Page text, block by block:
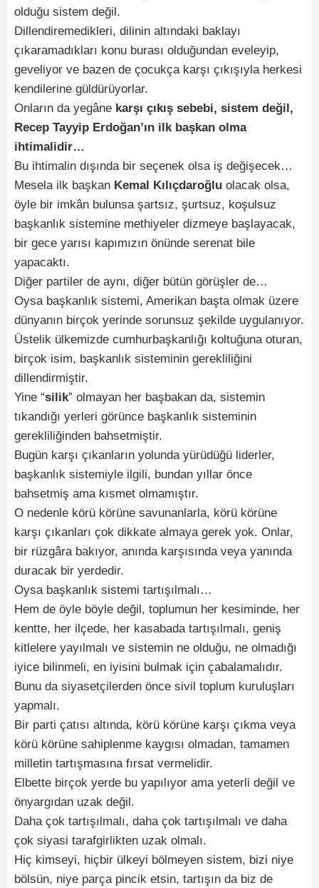
olduğu sistem değil.
Dillendiremedikleri, dilinin altındaki baklayı
çıkaramadıkları konu burası olduğundan eveleyip,
geveliyor ve bazen de çocukça karşı çıkışıyla herkesi
kendilerine güldürüyorlar.
Onların da yegâne karşı çıkış sebebi, sistem değil,
Recep Tayyip Erdoğan’ın ilk başkan olma
ihtimalidir…
Bu ihtimalin dışında bir seçenek olsa iş değişecek…
Mesela ilk başkan Kemal Kılıçdaroğlu olacak olsa,
öyle bir imkân bulunsa şartsız, şurtsuz, koşulsuz
başkanlık sistemine methiyeler dizmeye başlayacak,
bir gece yarısı kapımızın önünde serenat bile
yapacaktı.
Diğer partiler de aynı, diğer bütün görüşler de…
Oysa başkanlık sistemi, Amerikan başta olmak üzere
dünyanın birçok yerinde sorunsuz şekilde uygulanıyor.
Üstelik ülkemizde cumhurbaşkanlığı koltuğuna oturan,
birçok isim, başkanlık sisteminin gerekliliğini
dillendirmiştir.
Yine “silik” olmayan her başbakan da, sistemin
tıkandığı yerleri görünce başkanlık sisteminin
gerekliliğinden bahsetmiştir.
Bugün karşı çıkanların yolunda yürüdüğü liderler,
başkanlık sistemiyle ilgili, bundan yıllar önce
bahsetmiş ama kısmet olmamıştır.
O nedenle körü körüne savunanlarla, körü körüne
karşı çıkanları çok dikkate almaya gerek yok. Onlar,
bir rüzgâra bakıyor, anında karşısında veya yanında
duracak bir yerdedir.
Oysa başkanlık sistemi tartışılmalı…
Hem de öyle böyle değil, toplumun her kesiminde, her
kentte, her ilçede, her kasabada tartışılmalı, geniş
kitlelere yayılmalı ve sistemin ne olduğu, ne olmadığı
iyice bilinmeli, en iyisini bulmak için çabalamalıdır.
Bunu da siyasetçilerden önce sivil toplum kuruluşları
yapmalı.
Bir parti çatısı altında, körü körüne karşı çıkma veya
körü körüne sahiplenme kaygısı olmadan, tamamen
milletin tartışmasına fırsat vermelidir.
Elbette birçok yerde bu yapılıyor ama yeterli değil ve
önyargıdan uzak değil.
Daha çok tartışılmalı, daha çok tartışılmalı ve daha
çok siyasi tarafgirlikten uzak olmalı.
Hiç kimseyi, hiçbir ülkeyi bölmeyen sistem, bizi niye
bölsün, niye parça pincik etsin, tartışın da biz de